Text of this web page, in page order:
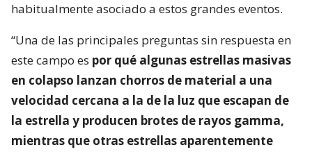
habitualmente asociado a estos grandes eventos.
“Una de las principales preguntas sin respuesta en
este campo es por qué algunas estrellas masivas
en colapso lanzan chorros de material a una
velocidad cercana a la de la luz que escapan de
la estrella y producen brotes de rayos gamma,
mientras que otras estrellas aparentemente